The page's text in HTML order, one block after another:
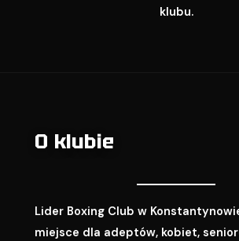
klubu.
O klubie
Lider Boxing Club w
miejsce dla adeptów, kobiet,